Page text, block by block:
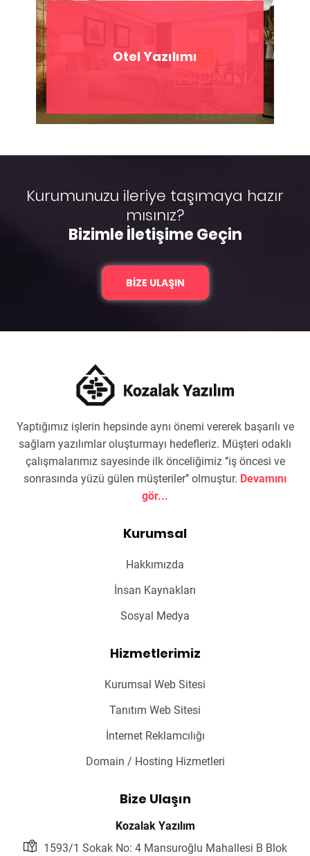
Otel Yazılımı
Kurumunuzu ileriye taşımaya hazır
mısınız?
Bizimle İletişime Geçin
BIZE ULAŞIN
Yaptığımız işlerin hepsinde aynı önemi vererek başarılı ve
sağlam yazılımlar oluşturmayı hedefleriz. Müşteri odaklı
çalışmalarımız sayesinde ilk önceliğimiz ‘’iş öncesi ve
sonrasında yüzü gülen müşteriler’’ olmuştur. Devamını
gör...
Kurumsal
Hakkımızda
İnsan Kaynakları
Sosyal Medya
Hizmetlerimiz
Kurumsal Web Sitesi
Tanıtım Web Sitesi
İnternet Reklamcılığı
Domain / Hosting Hizmetleri
Bize Ulaşın
Kozalak Yazılım
1593/1 Sokak No: 4 Mansuroğlu Mahallesi B Blok